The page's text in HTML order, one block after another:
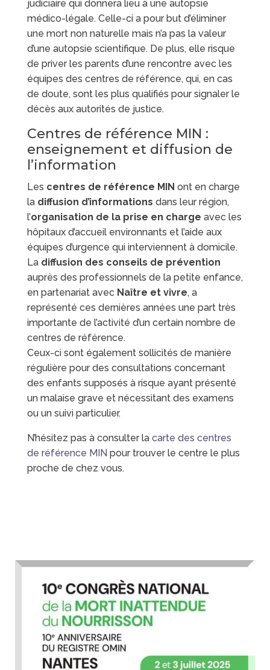
judiciaire qui donnera lieu à une autopsie
médico-légale. Celle-ci a pour but d’éliminer
une mort non naturelle mais n’a pas la valeur
d’une autopsie scientifique. De plus, elle risque
de priver les parents d’une rencontre avec les
équipes des centres de référence, qui, en cas
de doute, sont les plus qualifiés pour signaler le
décès aux autorités de justice.
Centres de référence MIN :
enseignement et diffusion de
l’information
Les centres de référence MIN ont en charge
la diffusion d’informations dans leur région,
l’organisation de la prise en charge avec les
hôpitaux d’accueil environnants et l’aide aux
équipes d’urgence qui interviennent à domicile.
La diffusion des conseils de prévention
auprès des professionnels de la petite enfance,
en partenariat avec Naître et vivre, a
représenté ces dernières années une part très
importante de l’activité d’un certain nombre de
centres de référence.
Ceux-ci sont également sollicités de manière
régulière pour des consultations concernant
des enfants supposés à risque ayant présenté
un malaise grave et nécessitant des examens
ou un suivi particulier.
N’hésitez pas à consulter la carte des centres
de référence MIN pour trouver le centre le plus
proche de chez vous.